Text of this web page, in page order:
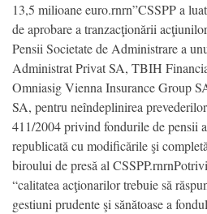
13,5 milioane euro.rnrn”CSSPP a
de aprobare a tranzacţionării
Pensii Societate de Administrare a
Administrat Privat SA, TBIH
Omniasig Vienna Insurance Group
SA, pentru neîndeplinirea
411/2004 privind fondurile de pensii
republicată cu modificările şi
biroului de presă al
“calitatea acţionarilor trebuie să
gestiuni prudente şi sănătoase a